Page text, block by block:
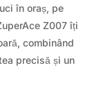
în oraș, pe
Z007 îți
combinând
precisă și un